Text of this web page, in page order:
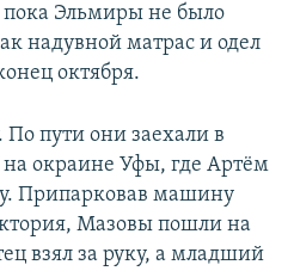
Эльмиры не было
надувной матрас и одел
октября.
пути они заехали в
окраине Уфы, где Артём
Припарковав машину
Мазовы пошли на
взял за руку, а младший